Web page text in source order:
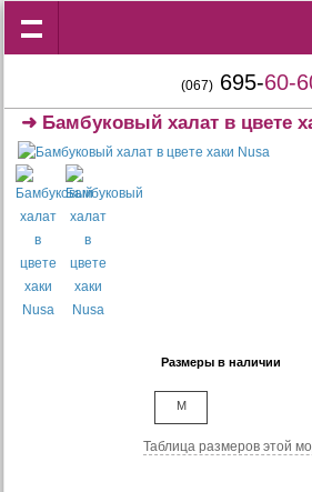
(067) 695-60-
➜ Бамбуковый халат в цвете
Размеры в наличии
M
Таблица размеров этой